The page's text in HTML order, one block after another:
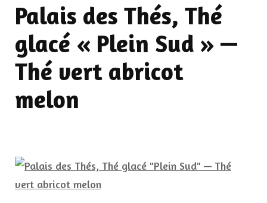
Palais des Thés, Thé
glacé « Plein Sud » —
Thé vert abricot
melon